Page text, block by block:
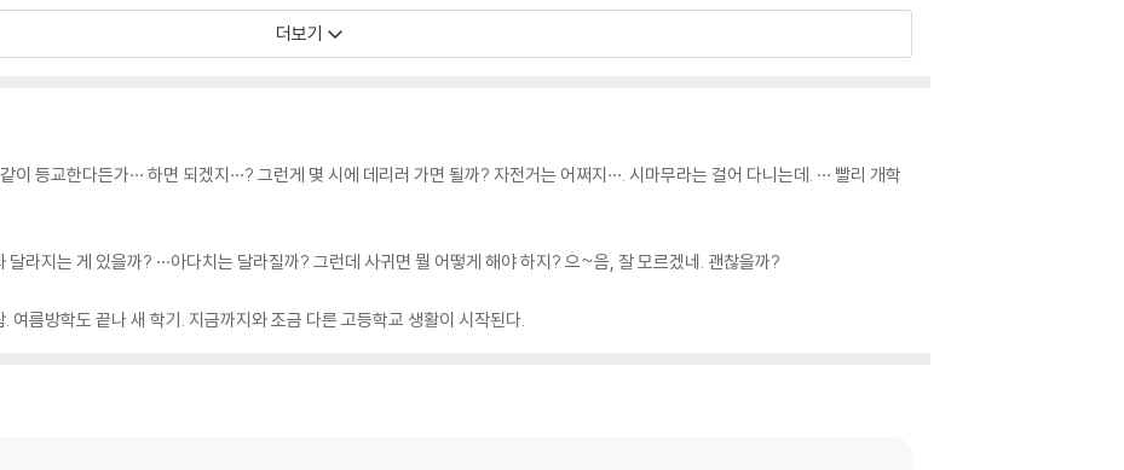
더보기
등교한다든가··· 하면 되겠지···? 그런게 몇 시에 데리러 가면 될까? 자전거는 어쩌지···. 시마무라는 걸어 다니는데. ··· 빨리 개학
달라지는 게 있을까? ···아다치는 달라질까? 그런데 사귀면 뭘 어떻게 해야 하지? 으~음, 잘 모르겠네. 괜찮을까?
여름방학도 끝나 새 학기. 지금까지와 조금 다른 고등학교 생활이 시작된다.